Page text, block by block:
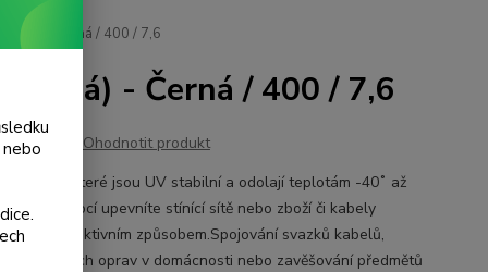
- Černá / 400 / 7,6
černá) - Černá / 400 / 7,6
Ohodnotit produkt
pásky, které jsou UV stabilní a odolají teplotám -40˚ až
jejich pomocí upevníte stínící sítě nebo zboží či kabely
a efektivním způsobem.Spojování svazků kabelů,
drobných oprav v domácnosti nebo zavěšování předmětů